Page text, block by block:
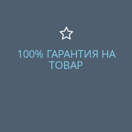
100% ГАРАНТИЯ НА
ТОВАР